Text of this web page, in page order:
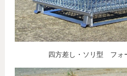
四方差し・ソリ型 フォ